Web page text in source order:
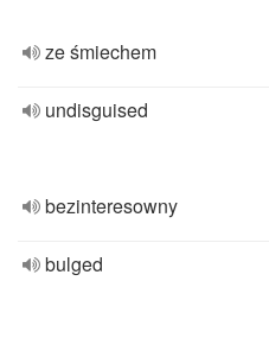
ze śmiechem
undisguised
bezinteresowny
bulged